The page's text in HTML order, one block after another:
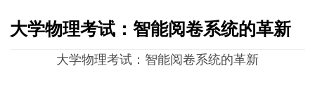
大学物理考试：智能阅卷系统的革新
大学物理考试：智能阅卷系统的革新